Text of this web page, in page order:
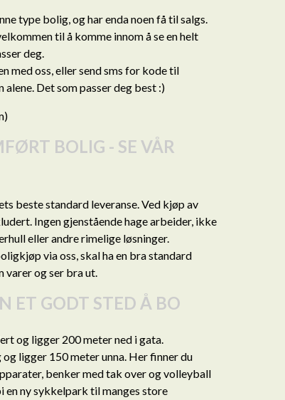
type bolig, og har enda noen få til salgs.
til å komme innom å se en helt
deg.
med oss, eller send sms for kode til
Det som passer deg best :)
BOLIG - SE VÅR
beste standard leveranse. Ved kjøp av
Ingen gjenstående hage arbeider, ikke
eller andre rimelige løsninger.
via oss, skal ha en bra standard
varer og ser bra ut.
ET GODT STED Å BO
og ligger 200 meter ned i gata.
ligger 150 meter unna. Her finner du
benker med tak over og volleyball
en ny sykkelpark til manges store